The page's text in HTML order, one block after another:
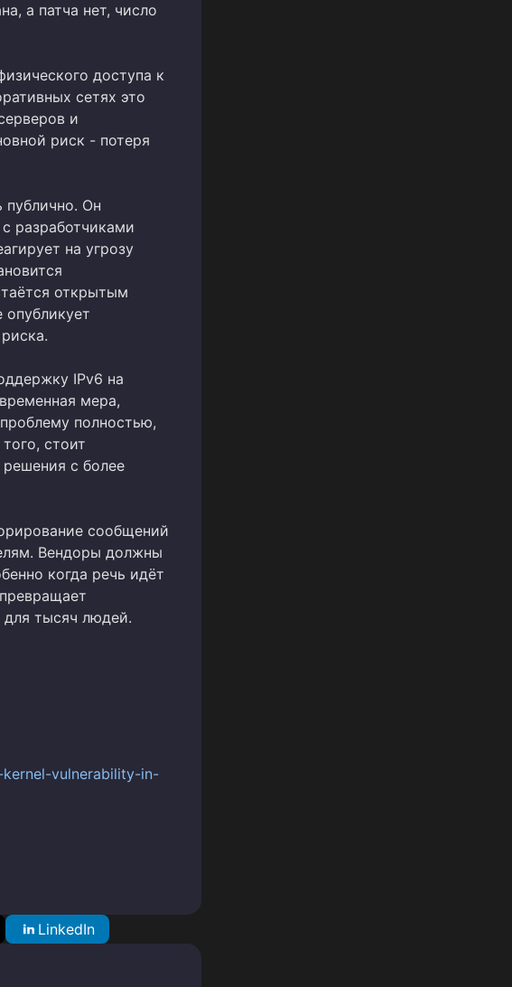
а патча нет, число
доступа к
сетях это
и
риск - потеря
публично. Он
разработчиками
на угрозу
открытым
IPv6 на
мера,
полностью,
стоит
с более
сообщений
Вендоры должны
когда речь идёт
для тысяч людей.
vulnerability-in-
LinkedIn